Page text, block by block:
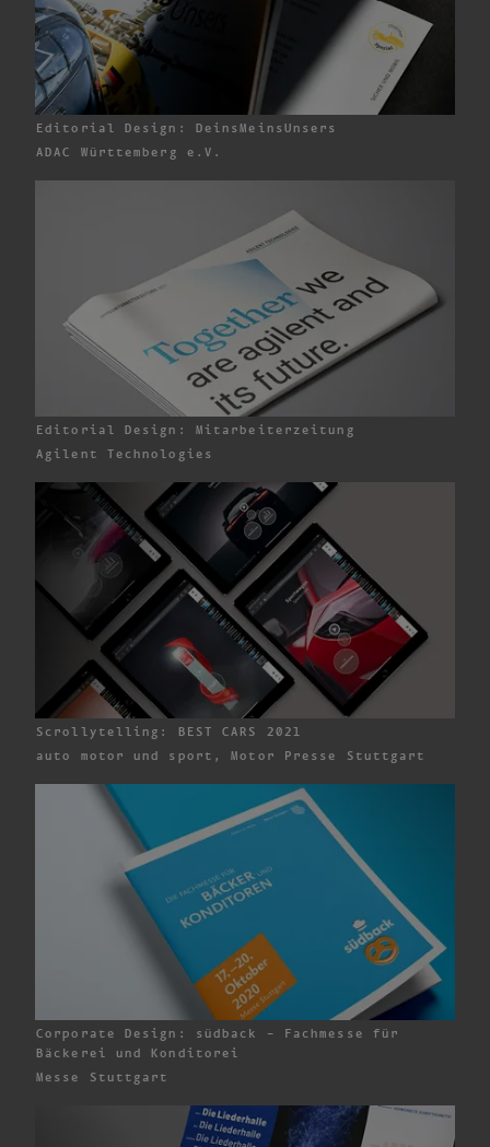
Editorial Design: DeinsMeinsUnsers
ADAC
Württemberg e.V.
Editorial Design: Mitarbeiterzeitung
Agilent Technologies
Scrollytelling: BEST CARS 2021
auto motor und sport, Motor Presse Stuttgart
Corporate Design: südback – Fachmesse für
Bäckerei und Konditorei
Messe Stuttgart